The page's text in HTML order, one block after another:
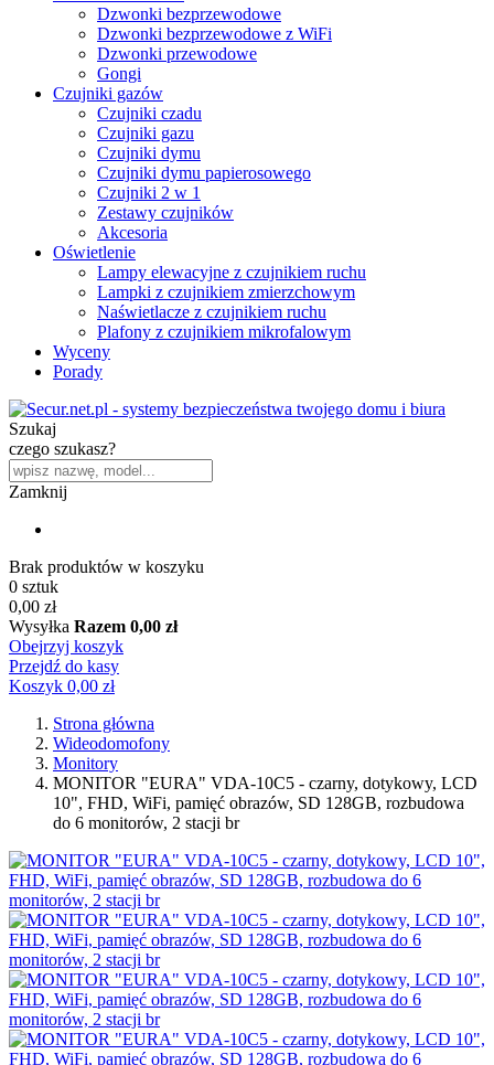
Dzwonki bezprzewodowe
Dzwonki bezprzewodowe z WiFi
Dzwonki przewodowe
Gongi
Czujniki gazów
Czujniki czadu
Czujniki gazu
Czujniki dymu
Czujniki dymu papierosowego
Czujniki 2 w 1
Zestawy czujników
Akcesoria
Oświetlenie
Lampy elewacyjne z czujnikiem ruchu
Lampki z czujnikiem zmierzchowym
Naświetlacze z czujnikiem ruchu
Plafony z czujnikiem mikrofalowym
Wyceny
Porady
Szukaj
czego szukasz?
Zamknij
Brak produktów w koszyku
0 sztuk
0,00 zł
Wysyłka Razem 0,00 zł
Obejrzyj koszyk
Przejdź do kasy
Koszyk 0,00 zł
Strona główna
Wideodomofony
Monitory
MONITOR "EURA" VDA-10C5 - czarny, dotykowy, LCD
10", FHD, WiFi, pamięć obrazów, SD 128GB, rozbudowa
do 6 monitorów, 2 stacji br